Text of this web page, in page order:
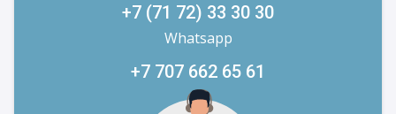
+7 (71 72) 33 30 30
Whatsapp
+7 707 662 65 61